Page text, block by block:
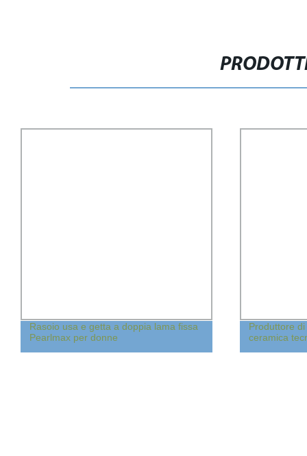
Rasoio usa e getta a doppia lama fissa
Pearlmax per donne
Produttore
ceramica